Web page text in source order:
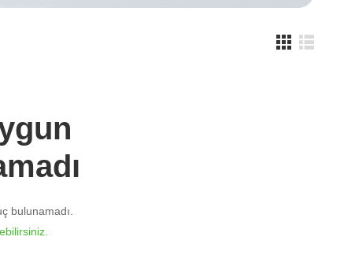
bulunamadı.